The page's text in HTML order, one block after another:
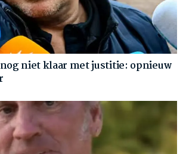
niet klaar met justitie: opnieuw